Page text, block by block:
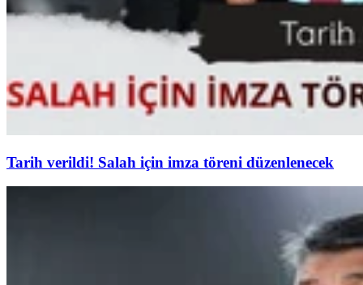
Tarih verildi! Salah için imza töreni düzenlenecek